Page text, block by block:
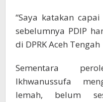
“Saya katakan
sebelumnya PDIP
di DPRK Aceh Tengah
Sementara
Ikhwanussufa
lemah, belum